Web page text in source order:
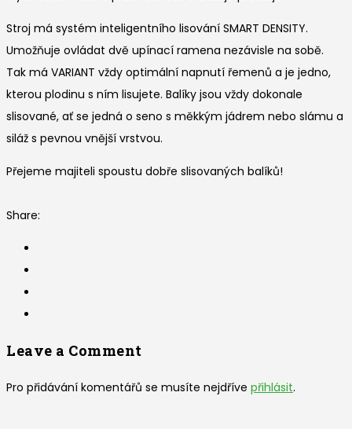
Stroj má systém inteligentního lisování SMART DENSITY.
Umožňuje ovládat dvě upínací ramena nezávisle na sobě.
Tak má VARIANT vždy optimální napnutí řemenů a je jedno,
kterou plodinu s ním lisujete. Balíky jsou vždy dokonale
slisované, ať se jedná o seno s měkkým jádrem nebo slámu a
siláž s pevnou vnější vrstvou.
Přejeme majiteli spoustu dobře slisovaných balíků!
Share:
Leave a Comment
Pro přidávání komentářů se musíte nejdříve přihlásit.